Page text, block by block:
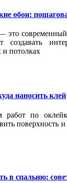
обои:
современный
создавать
и потолках
наносить клей
работ по
поверхность и
в спальню: